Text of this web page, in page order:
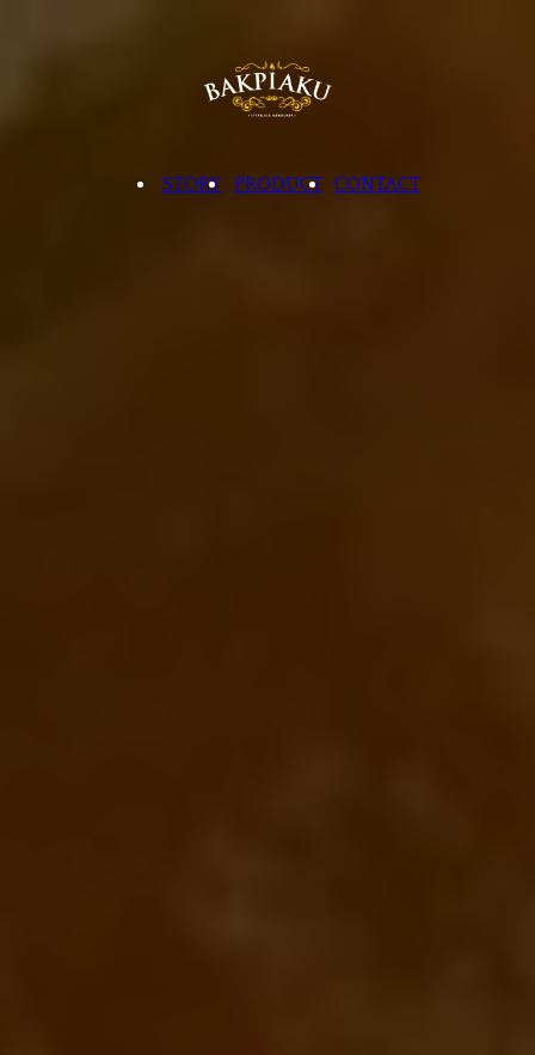
STORY PRODUCT CONTACT